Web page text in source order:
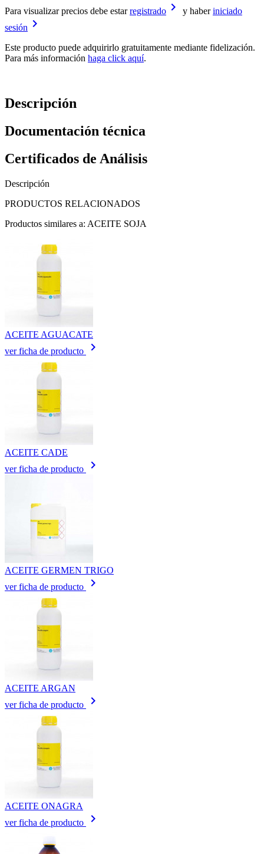
Para visualizar precios debe estarregistrado keyboard_arrow_right y haberiniciado
sesión keyboard_arrow_right
Este producto puede adquirirlo gratuitamente mediante fidelización.
Para más información haga click aquí.
Descripción
Documentación técnica
Certificados de Análisis
Descripción
PRODUCTOS RELACIONADOS
Productos similares a: ACEITE SOJA
ACEITE AGUACATE
ver ficha de producto
keyboard_arrow_right
ACEITE CADE
ver ficha de producto
keyboard_arrow_right
ACEITE GERMEN TRIGO
ver ficha de producto
keyboard_arrow_right
ACEITE ARGAN
ver ficha de producto
keyboard_arrow_right
ACEITE ONAGRA
ver ficha de producto
keyboard_arrow_right